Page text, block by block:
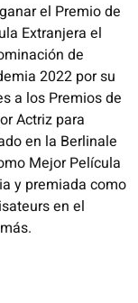
el Premio de
Extranjera el
de
2022 por su
a los Premios de
Actriz para
en la Berlinale
Mejor Película
y premiada como
en el